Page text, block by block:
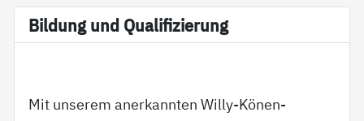
Bil­dung und Qua­li­fi­zie­rung
Mit unserem anerkannten Willy-Könen-